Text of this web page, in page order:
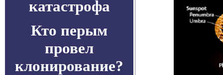
катастрофа
Кто перым
провел
клонирование?